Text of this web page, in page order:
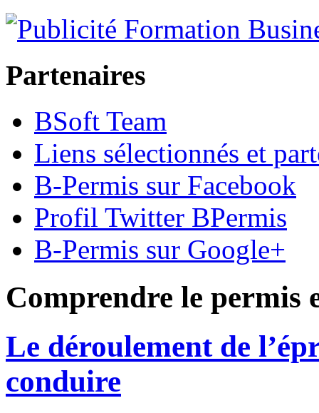
Partenaires
BSoft Team
Liens sélectionnés et
B-Permis sur Facebook
Profil Twitter BPermis
B-Permis sur Google+
Comprendre le permis
Le déroulement de
conduire